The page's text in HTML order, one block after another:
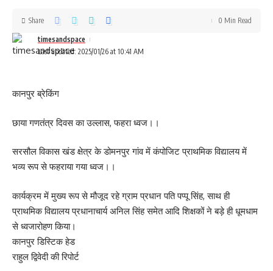
Last updated: 2025/01/26 at 10:41 AM
timesandspace
Share 0 Min Read
कानपुर ब्रेकिंग
छाया गणतंत्र दिवस का उल्लास, फहरा ध्वज।।
सरसौल विकास खंड क्षेत्र के डोमनपुर गांव में कंपोजिट प्राथमिक विद्यालय में
भव्य रूप से फहराया गया ध्वज।।
कार्यक्रम में मुख्य रूप से मौजूद रहे ग्राम प्रधान पति पप्पू सिंह, साथ ही
प्राथमिक विद्यालय प्रधानाचार्य अनिल सिंह समेत आदि शिक्षकों ने बड़े ही धूमधाम
से ध्वजारोहण किया।
कानपुर डिस्टिक हेड
राहुल द्विवेदी की रिपोर्ट